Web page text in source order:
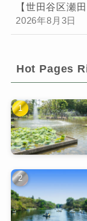
【世田谷区瀬田
2026年8月3日
Hot Pages